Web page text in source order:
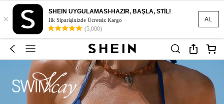
AL
×
SHEIN UYGULAMASI-HAZIR, BAŞLA, STİL!
İlk Siparişinizde Ücretsiz Kargo
(5,000)